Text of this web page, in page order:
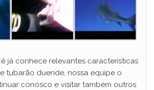
já conhece relevantes características
tubarão duende, nossa equipe o
conosco e visitar também outros